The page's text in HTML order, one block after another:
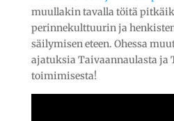
muullakin tavalla töitä
perinnekulttuurin ja
säilymisen eteen. Ohessa
ajatuksia Taivaannaulasta ja
toimimisesta!